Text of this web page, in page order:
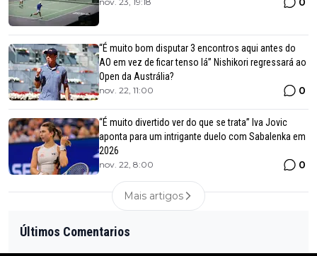
“É muito bom disputar 3 encontros aqui antes do
AO em vez de ficar tenso lá” Nishikori regressará ao
Open da Austrália?
nov. 22, 11:00 0
“É muito divertido ver do que se trata” Iva Jovic
aponta para um intrigante duelo com Sabalenka em
2026
nov. 22, 8:00 0
Mais artigos
Últimos Comentarios